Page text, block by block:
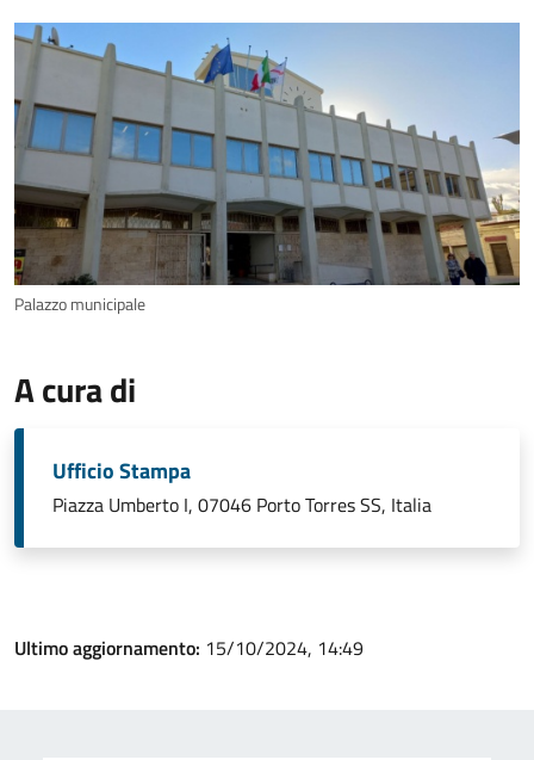
Palazzo municipale
A cura di
Ufficio Stampa
Piazza Umberto I, 07046 Porto Torres SS, Italia
Ultimo aggiornamento: 15/10/2024, 14:49